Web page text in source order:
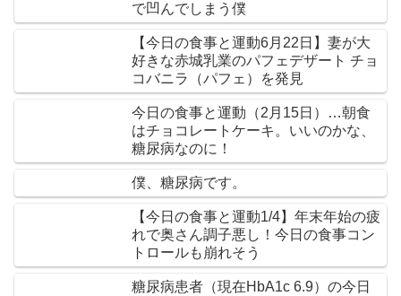
で凹んでしまう僕
【今日の食事と運動6月22日】妻が大
好きな赤城乳業のパフェデザート チョ
コバニラ（パフェ）を発見
今日の食事と運動（2月15日）…朝食
はチョコレートケーキ。いいのかな、
糖尿病なのに！
僕、糖尿病です。
【今日の食事と運動1/4】年末年始の疲
れで奥さん調子悪し！今日の食事コン
トロールも崩れそう
糖尿病患者（現在HbA1c 6.9）の今日